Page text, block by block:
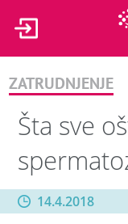
ZATRUDNJENJE
Šta sve
14.4.2018